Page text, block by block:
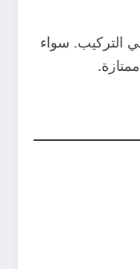
التركيب. سواء